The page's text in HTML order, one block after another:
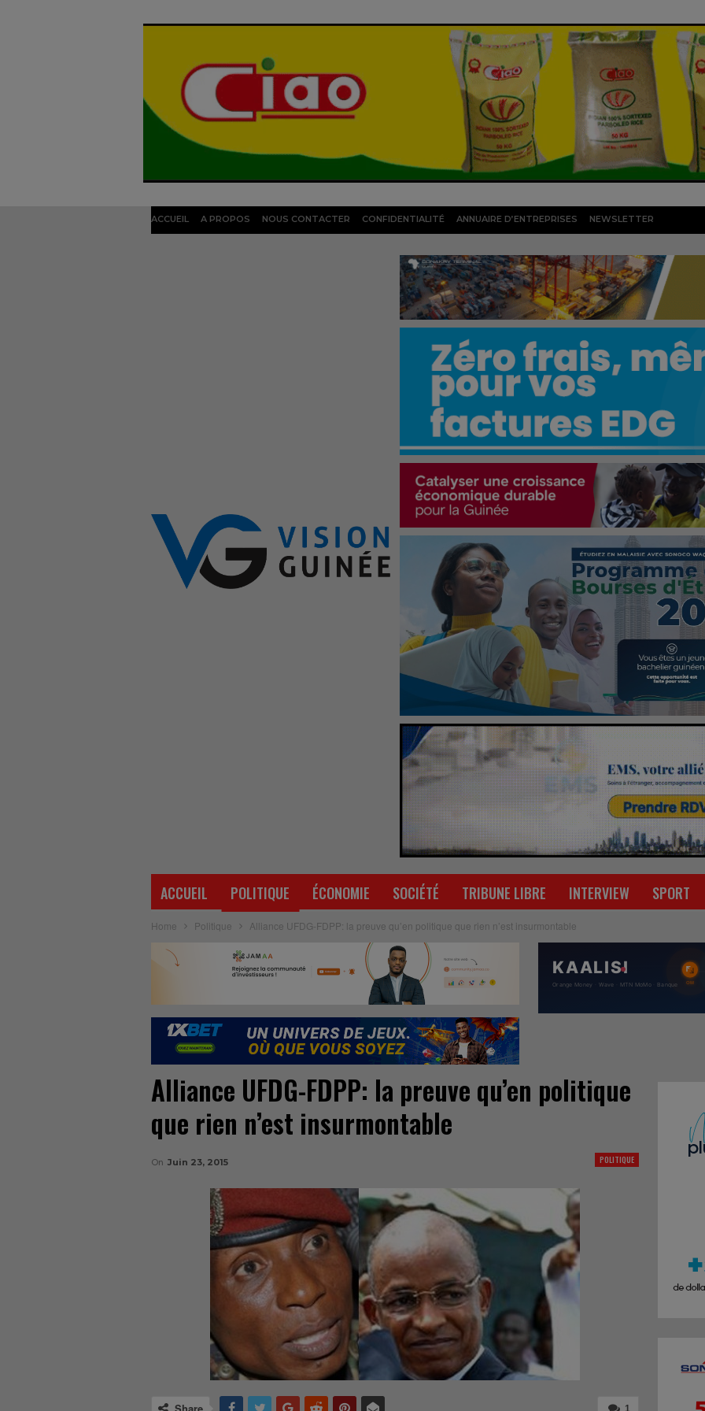
ACCUEIL A PROPOS NOUS CONTACTER CONFIDENTIALITÉ ANNUAIRE D’ENTREPRISES NEWSLETTER
ACCUEIL POLITIQUE ÉCONOMIE SOCIÉTÉ TRIBUNE LIBRE INTERVIEW SPORT
Home Politique Alliance UFDG-FDPP: la preuve qu’en politique que rien n’est insurmontable
Alliance UFDG-FDPP: la preuve qu’en politique
que rien n’est insurmontable
POLITIQUE
On Juin 23, 2015